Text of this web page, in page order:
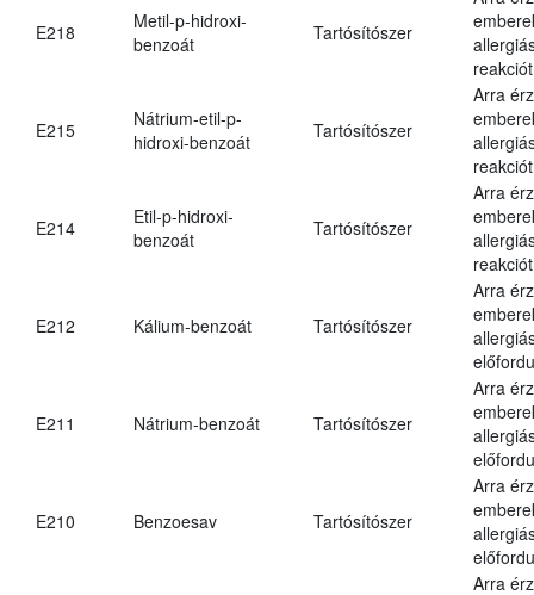
E218
Metil-p-hidroxi-
benzoát
Tartósítószer
E215
Nátrium-etil-p-
hidroxi-benzoát
Tartósítószer
Arra
E214
Etil-p-hidroxi-
benzoát
Tartósítószer
Arra
E212 Kálium-benzoát Tartósítószer
Arra
E211 Nátrium-benzoát Tartósítószer
Arra
E210 Benzoesav Tartósítószer
Arra
Arra